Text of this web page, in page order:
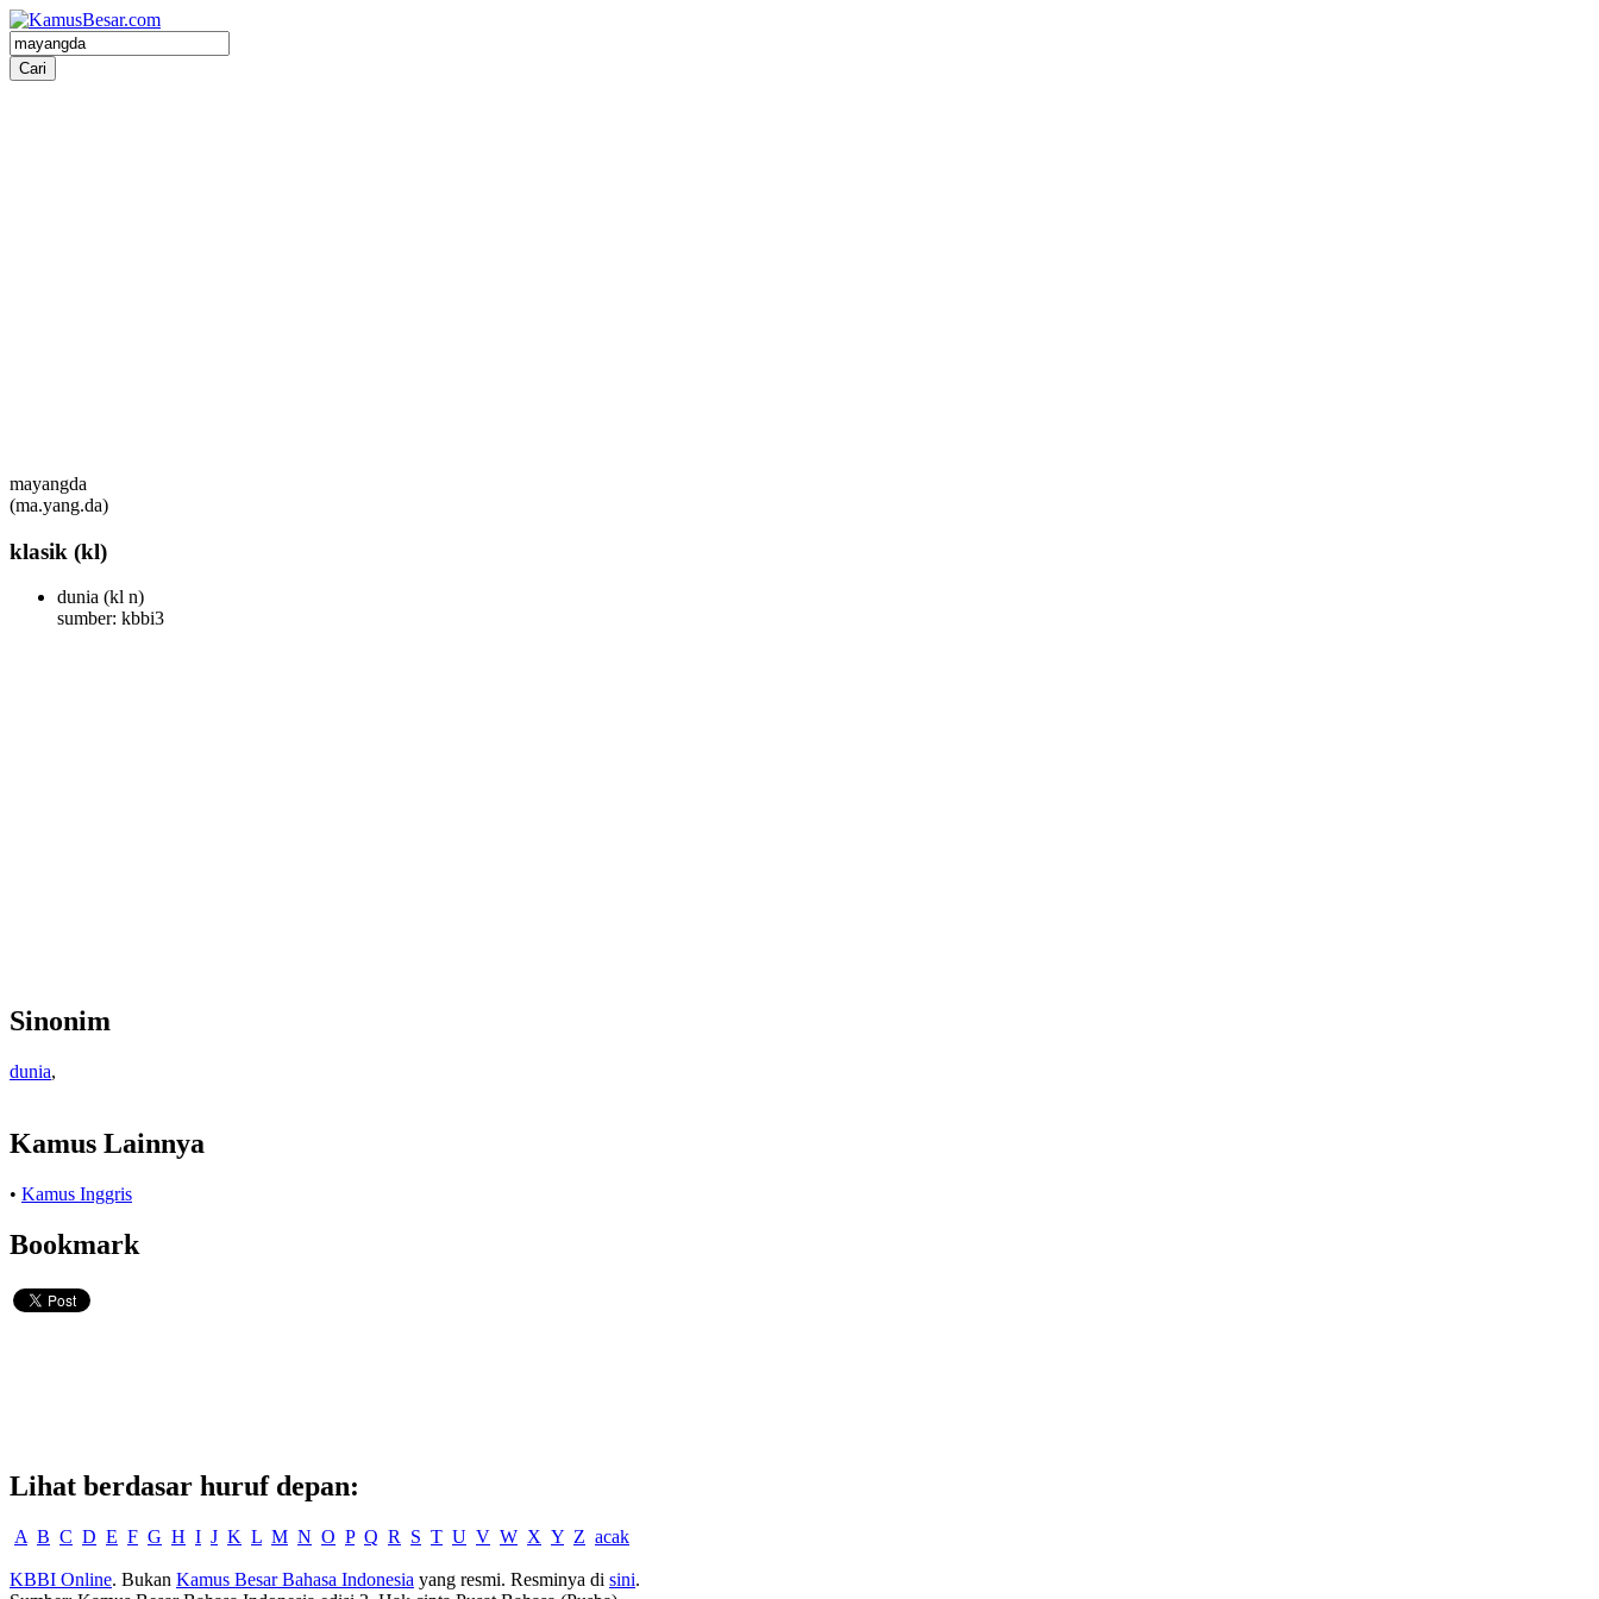
mayangda
(ma.yang.da)
klasik (kl)
dunia (kl n)
sumber: kbbi3
Sinonim
dunia,
Kamus Lainnya
• Kamus Inggris
Bookmark
Lihat berdasar huruf depan:
A B C D E F G H I J K L M N O P Q R S T U V W X Y Z acak
KBBI Online. Bukan Kamus Besar Bahasa Indonesia yang resmi. Resminya di sini.